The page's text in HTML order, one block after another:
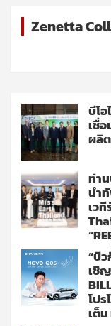
Zenetta
บีโ
เชื่
ผลิ
ท่า
นำ
เว
“บิ
เชิ
โป
เต็